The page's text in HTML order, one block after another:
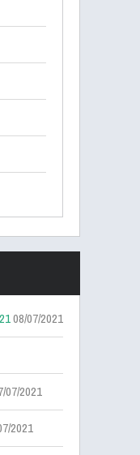
08/07/2021
07/2021
2021